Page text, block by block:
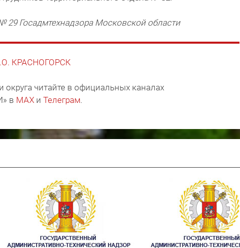
29 Госадмтехнадзора Московской области
КРАСНОГОРСК
читайте в официальных каналах
в MAX и Телеграм.